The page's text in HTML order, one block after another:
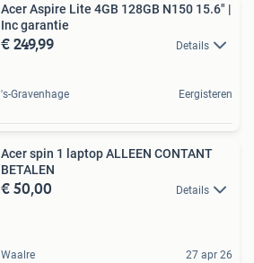
Acer Aspire Lite 4GB 128GB N150 15.6" |
Inc garantie
€ 249,99 Details
's-Gravenhage Eergisteren
Acer spin 1 laptop ALLEEN CONTANT
BETALEN
€ 50,00 Details
Waalre 27 apr 26